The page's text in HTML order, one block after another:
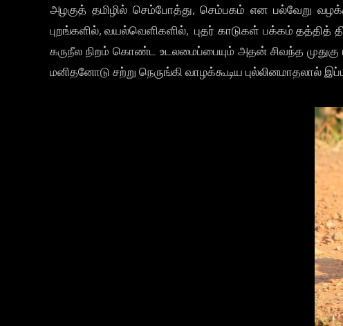
அழகுத் தமிழில் செம்போத்து, செம்பகம் என பல்வேறு
புறங்களில், வயல்வெளிகளில், புதர் காடுகள் பக்கம்
கருநீல நிறம் கொண்ட உடலமைப்பையும் அதன் சிவந்த
மனிதனோடு சற்று நெருங்கி வாழக்கூடிய புல்லினமாதலால்